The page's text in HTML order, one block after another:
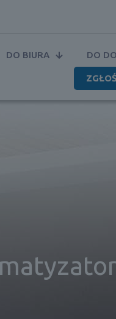
DO BIURA DO